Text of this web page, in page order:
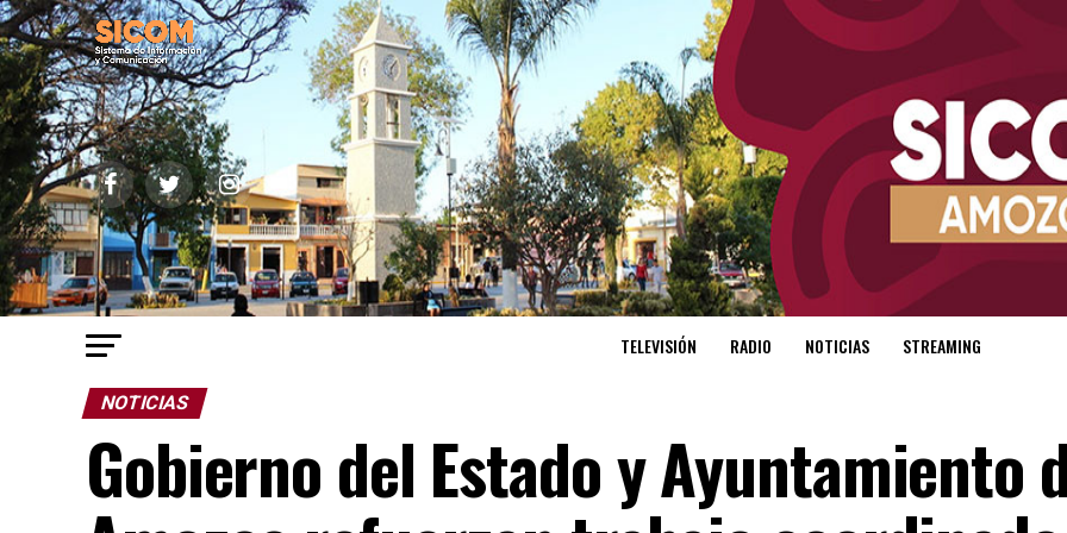
TELEVISIÓN RADIO NOTICIAS STREAMING
NOTICIAS
Gobierno del Estado y Ayuntamiento